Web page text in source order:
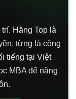
Hằng Top là
từng là cộng
tiếng tại Việt
MBA để nâng